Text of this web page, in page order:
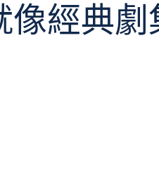
像經典